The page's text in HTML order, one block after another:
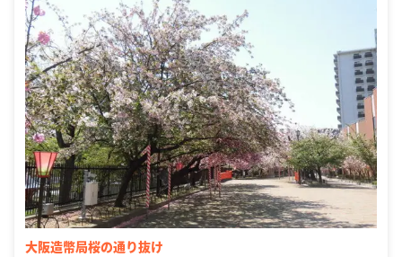
大阪造幣局桜の通り抜け